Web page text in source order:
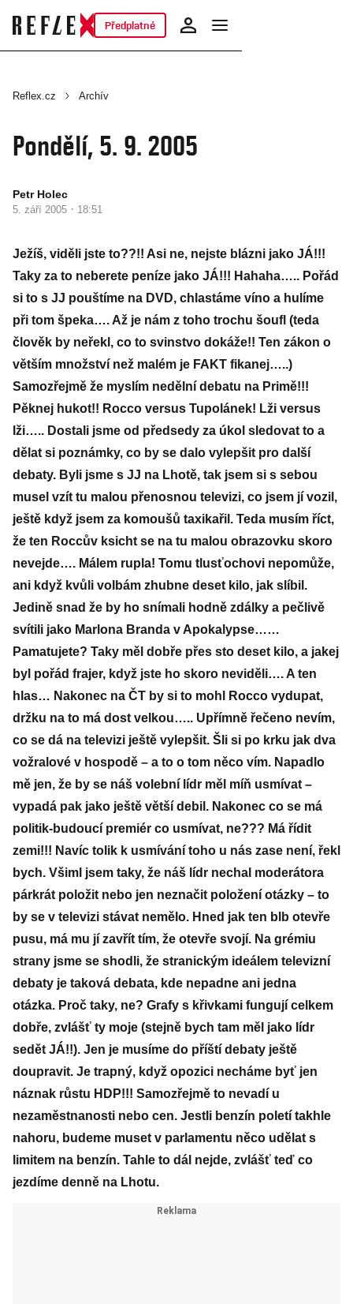
Předplatné
Reflex.cz Archív
Pondělí, 5. 9. 2005
Petr Holec
5. září 2005 · 18:51
Ježíš, viděli jste to??!! Asi ne, nejste blázni jako JÁ!!!
Taky za to neberete peníze jako JÁ!!! Hahaha….. Pořád
si to s JJ pouštíme na DVD, chlastáme víno a hulíme
při tom špeka…. Až je nám z toho trochu šoufl (teda
člověk by neřekl, co to svinstvo dokáže!! Ten zákon o
větším množství než malém je FAKT fikanej…..)
Samozřejmě že myslím nedělní debatu na Primě!!!
Pěknej hukot!! Rocco versus Tupolánek! Lži versus
lži….. Dostali jsme od předsedy za úkol sledovat to a
dělat si poznámky, co by se dalo vylepšit pro další
debaty. Byli jsme s JJ na Lhotě, tak jsem si s sebou
musel vzít tu malou přenosnou televizi, co jsem jí vozil,
ještě když jsem za komoušů taxikařil. Teda musím říct,
že ten Roccův ksicht se na tu malou obrazovku skoro
nevejde…. Málem rupla! Tomu tlusťochovi nepomůže,
ani když kvůli volbám zhubne deset kilo, jak slíbil.
Jedině snad že by ho snímali hodně zdálky a pečlivě
svítili jako Marlona Branda v Apokalypse……
Pamatujete? Taky měl dobře přes sto deset kilo, a jakej
byl pořád frajer, když jste ho skoro neviděli…. A ten
hlas… Nakonec na ČT by si to mohl Rocco vydupat,
držku na to má dost velkou….. Upřímně řečeno nevím,
co se dá na televizi ještě vylepšit. Šli si po krku jak dva
vožralové v hospodě – a to o tom něco vím. Napadlo
mě jen, že by se náš volební lídr měl míň usmívat –
vypadá pak jako ještě větší debil. Nakonec co se má
politik-budoucí premiér co usmívat, ne??? Má řídit
zemi!!! Navíc tolik k usmívání toho u nás zase není, řekl
bych. Všiml jsem taky, že náš lídr nechal moderátora
párkrát položit nebo jen neznačit položení otázky – to
by se v televizi stávat nemělo. Hned jak ten blb otevře
pusu, má mu jí zavřít tím, že otevře svojí. Na grémiu
strany jsme se shodli, že stranickým ideálem televizní
debaty je taková debata, kde nepadne ani jedna
otázka. Proč taky, ne? Grafy s křivkami fungují celkem
dobře, zvlášť ty moje (stejně bych tam měl jako lídr
sedět JÁ!!). Jen je musíme do příští debaty ještě
doupravit. Je trapný, když opozici necháme byť jen
náznak růstu HDP!!! Samozřejmě to nevadí u
nezaměstnanosti nebo cen. Jestli benzín poletí takhle
nahoru, budeme muset v parlamentu něco udělat s
limitem na benzín. Tahle to dál nejde, zvlášť teď co
jezdíme denně na Lhotu.